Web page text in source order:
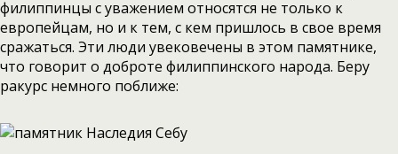
филиппинцы с уважением относятся не только к
европейцам, но и к тем, с кем пришлось в свое время
сражаться. Эти люди увековечены в этом памятнике,
что говорит о доброте филиппинского народа. Беру
ракурс немного поближе: